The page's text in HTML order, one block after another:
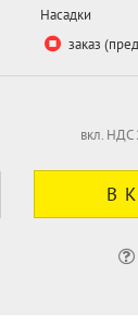
Насадки
заказ
вкл. НДС